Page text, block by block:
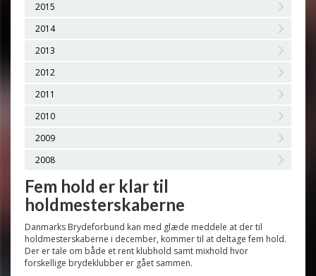
2015
2014
2013
2012
2011
2010
2009
2008
Fem hold er klar til
holdmesterskaberne
Danmarks Brydeforbund kan med glæde meddele at der til
holdmesterskaberne i december, kommer til at deltage fem hold.
Der er tale om både et rent klubhold samt mixhold hvor
forskellige brydeklubber er gået sammen.